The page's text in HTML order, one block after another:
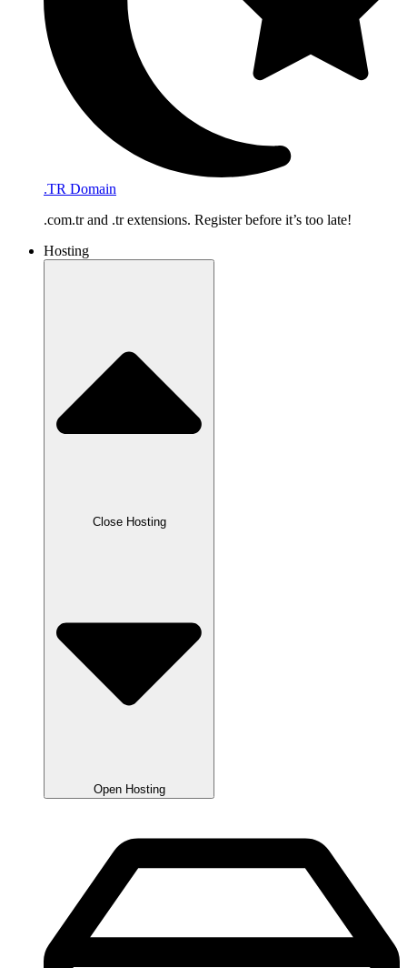
.TR Domain
.com.tr and .tr extensions. Register before it’s too late!
Hosting
Close Hosting
Open Hosting